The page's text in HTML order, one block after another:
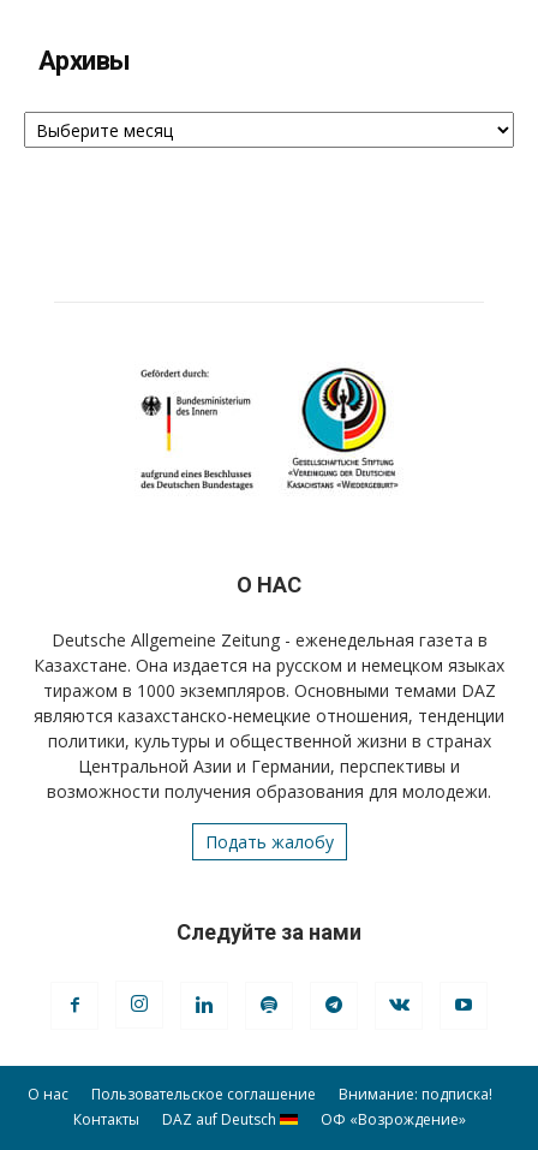
Архивы
Архивы
О НАС
Deutsche Allgemeine Zeitung - еженедельная газета в
Казахстане. Она издается на русском и немецком языках
тиражом в 1000 экземпляров. Основными темами DAZ
являются казахстанско-немецкие отношения, тенденции
политики, культуры и общественной жизни в странах
Центральной Азии и Германии, перспективы и
возможности получения образования для молодежи.
Подать жалобу
Следуйте за нами
О нас Пользовательское соглашение
Внимание: подписка!
Контакты
DAZ auf Deutsch ОФ «Возрождение»